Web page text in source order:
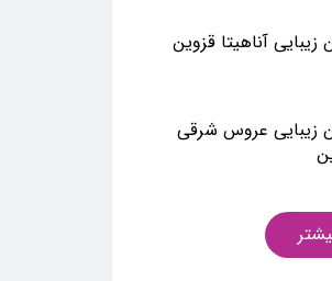
زیبایی آناهیتا قزوین
زیبایی عروس شرقی